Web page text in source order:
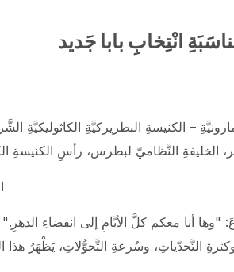
انْتِخابِ بابا جَديد
– الكنيسةِ البطريركيَّةِ
عشر، الخليفةِ النَّظاميّ لبطرس، رأسِ
أنا معكم كلَّ الأيَّامِ إلى انقضاءِ
وكثرةِ التَّحدّياتِ، وسُرعةِ التَّحوُّلاتِ، يَظْهَرُ